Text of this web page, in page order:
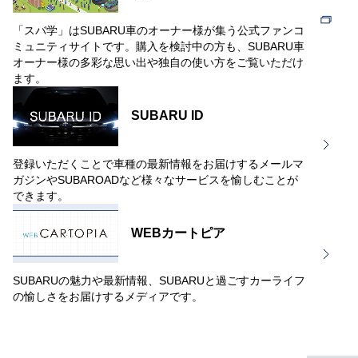
「スバ学」はSUBARU車のオーナー様が集う公式ファンコ
ミュニティサイトです。購入を検討中の方も、SUBARU車
オーナー様の多彩な思い出や独自の使い方をご覧いただけ
ます。
SUBARU ID
登録いただくことで車種の最新情報をお届けするメールマ
ガジンやSUBAROADなど様々なサービスを愉しむことが
できます。
WEBカートピア
SUBARUの魅力や最新情報、SUBARUと過ごすカーライフ
の愉しさをお届けするメディアです。